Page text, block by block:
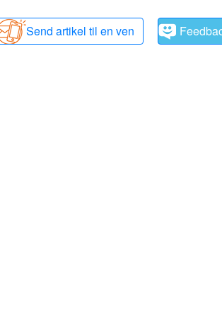
Send artikel til en ven